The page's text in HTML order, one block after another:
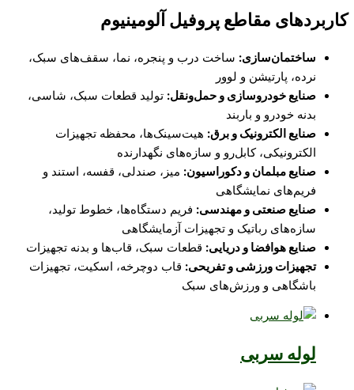
کاربردهای مقاطع پروفیل آلومینیوم
ساختمان‌سازی: ساخت درب و پنجره، نما، سقف‌های سبک،
نرده، پارتیشن و لوور
صنایع خودروسازی و حمل‌ونقل: تولید قطعات سبک، شاسی،
بدنه خودرو و باربند
صنایع الکترونیک و برق: هیت‌سینک‌ها، محفظه تجهیزات
الکترونیکی، کابل‌رو و سازه‌های نگهدارنده
صنایع مبلمان و دکوراسیون: میز، صندلی، قفسه، استند و
فریم‌های نمایشگاهی
صنایع صنعتی و مهندسی: فریم دستگاه‌ها، خطوط تولید،
سازه‌های رباتیک و تجهیزات آزمایشگاهی
صنایع هوافضا و دریایی: قطعات سبک، قاب‌ها و بدنه تجهیزات
تجهیزات ورزشی و تفریحی: قاب دوچرخه، اسکیت، تجهیزات
باشگاهی و ورزش‌های سبک
لوله سربی